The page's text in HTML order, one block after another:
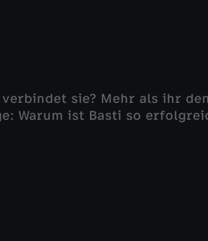
sie? Mehr als ihr
Warum ist Basti so